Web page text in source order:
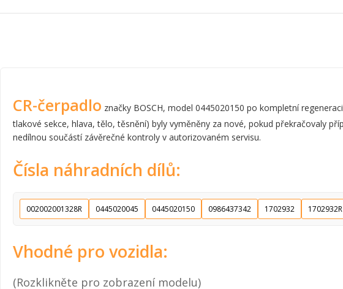
CR-čerpadlo značky BOSCH, model 0445020150 po kompletní
tlakové sekce, hlava, tělo, těsnění) byly vyměněny za nové, pokud překračovaly
nedílnou součástí závěrečné kontroly v autorizovaném servisu.
Čísla náhradních dílů:
002002001328R 0445020045 0445020150 0986437342 1702932 1702932R
Vhodné pro vozidla:
(Rozklikněte pro zobrazení modelu)